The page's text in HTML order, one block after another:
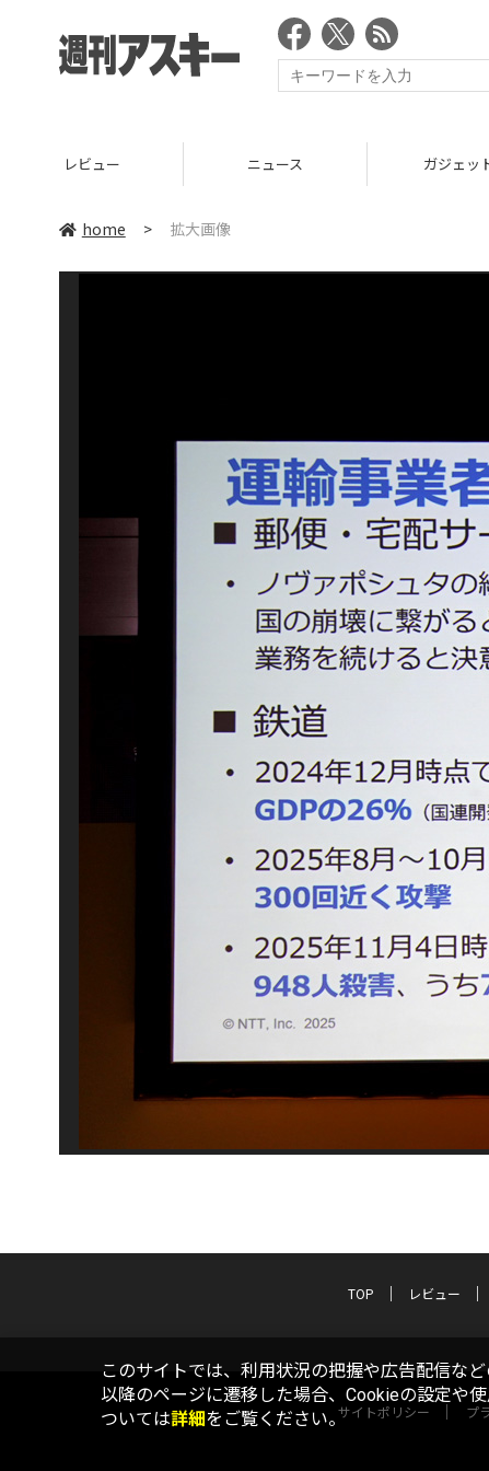
レビュー ニュース ガジェッ
home > 拡大画像
TOP レビュー
サイトポリシー プ
このサイトでは、利用状況の把握や広告配信な
以降のページに遷移した場合、Cookieの設定や
ついては詳細をご覧ください。